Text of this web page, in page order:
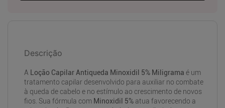
Descrição
A Loção Capilar Antiqueda Minoxidil 5% Miligrama é um
tratamento capilar desenvolvido para auxiliar no combate
à queda de cabelo e no estímulo ao crescimento de novos
fios. Sua fórmula com Minoxidil 5% atua favorecendo a